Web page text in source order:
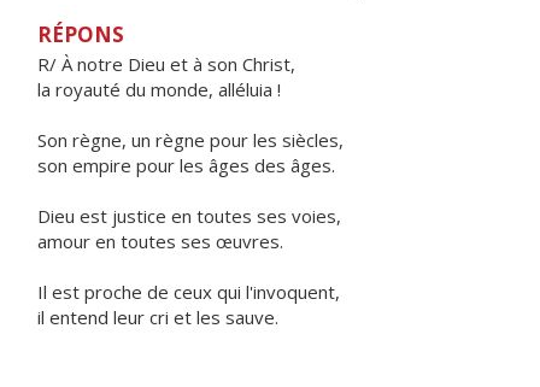
RÉPONS
R/ À notre Dieu et à son Christ,
la royauté du monde, alléluia !
Son règne, un règne pour les siècles,
son empire pour les âges des âges.
Dieu est justice en toutes ses voies,
amour en toutes ses œuvres.
Il est proche de ceux qui l'invoquent,
il entend leur cri et les sauve.